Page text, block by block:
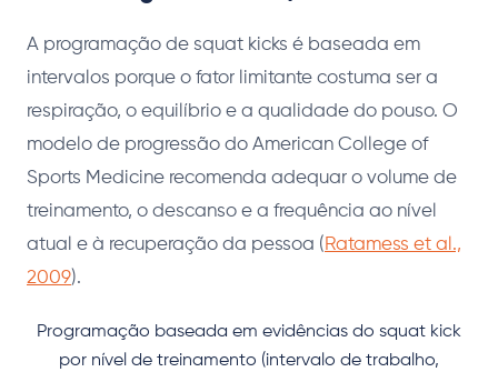
A programação de squat kicks é baseada em
intervalos porque o fator limitante costuma ser a
respiração, o equilíbrio e a qualidade do pouso. O
modelo de progressão do American College of
Sports Medicine recomenda adequar o volume de
treinamento, o descanso e a frequência ao nível
atual e à recuperação da pessoa ( Ratamess et al.,
2009).
Programação baseada em evidências do squat kick
por nível de treinamento (intervalo de trabalho,